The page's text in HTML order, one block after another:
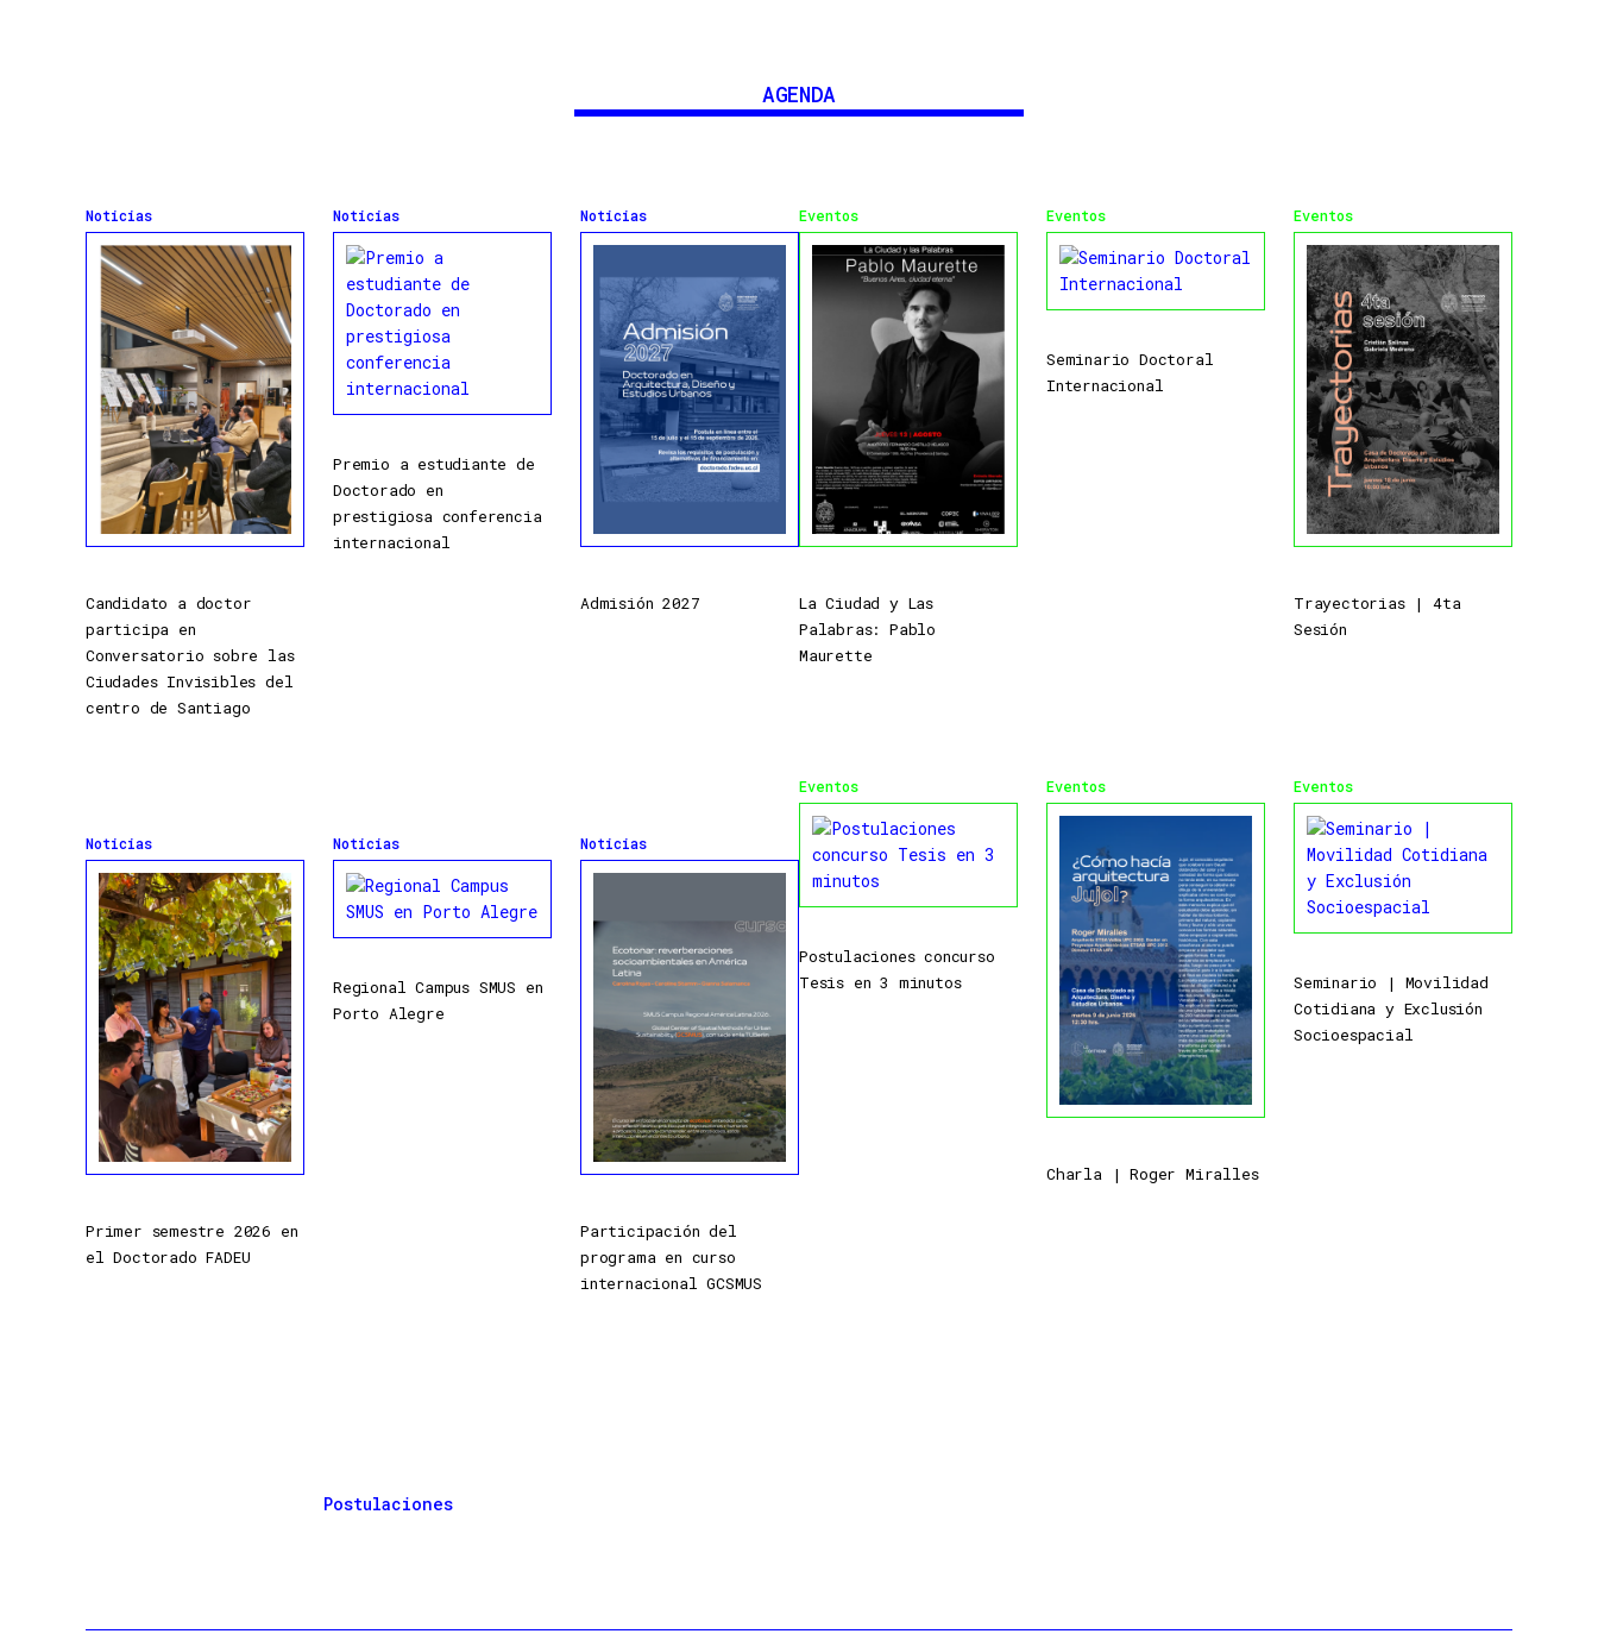
AGENDA
Noticias
Candidato a doctor
participa en
Conversatorio sobre las
Ciudades Invisibles del
centro de Santiago
Noticias
Premio a estudiante de
Doctorado en
prestigiosa conferencia
internacional
Noticias
Admisión 2027
Noticias
Primer semestre 2026 en
el Doctorado FADEU
Noticias
Regional Campus SMUS en
Porto Alegre
Noticias
Participación del
programa en curso
internacional GCSMUS
Eventos
La Ciudad y Las
Palabras: Pablo
Maurette
Eventos
Seminario Doctoral
Internacional
Eventos
Trayectorias | 4ta
Sesión
Eventos
Postulaciones concurso
Tesis en 3 minutos
Eventos
Charla | Roger Miralles
Eventos
Seminario | Movilidad
Cotidiana y Exclusión
Socioespacial
Postulaciones